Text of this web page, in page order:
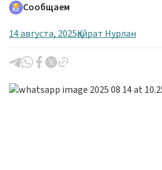
Сообщаем
14 августа, 2025Қайрат Нурлан